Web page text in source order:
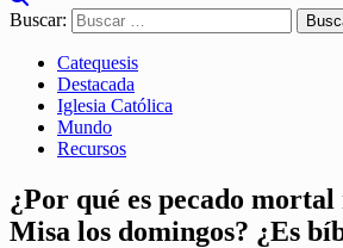
Buscar:
Catequesis
Destacada
Iglesia Católica
Mundo
Recursos
¿Por qué es pecado
Misa los domingos? ¿Es